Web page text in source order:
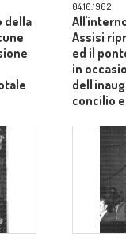
della
04.10.1962
Assisi
ed il
in
concilio